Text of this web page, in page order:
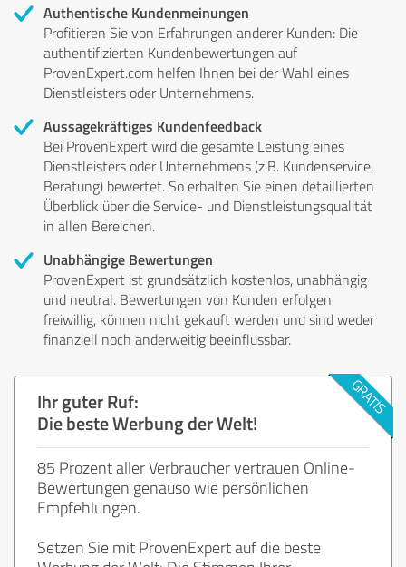
Authentische Kundenmeinungen
Profitieren Sie von Erfahrungen anderer Kunden: Die
authentifizierten Kundenbewertungen auf
ProvenExpert.com helfen Ihnen bei der Wahl eines
Dienstleisters oder Unternehmens.
Aussagekräftiges Kundenfeedback
Bei ProvenExpert wird die gesamte Leistung eines
Dienstleisters oder Unternehmens (z.B. Kundenservice,
Beratung) bewertet. So erhalten Sie einen detaillierten
Überblick über die Service- und Dienstleistungsqualität
in allen Bereichen.
Unabhängige Bewertungen
ProvenExpert ist grundsätzlich kostenlos, unabhängig
und neutral. Bewertungen von Kunden erfolgen
freiwillig, können nicht gekauft werden und sind weder
finanziell noch anderweitig beeinflussbar.
Ihr guter Ruf:
Die beste Werbung der Welt!
85 Prozent aller Verbraucher vertrauen Online-
Bewertungen genauso wie persönlichen
Empfehlungen.
Setzen Sie mit ProvenExpert auf die beste